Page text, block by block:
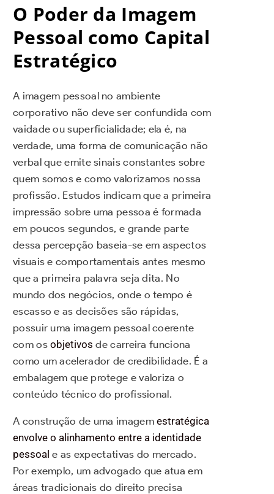
O Poder da Imagem
Pessoal como Capital
Estratégico
A imagem pessoal no ambiente
corporativo não deve ser confundida com
vaidade ou superficialidade; ela é, na
verdade, uma forma de comunicação não
verbal que emite sinais constantes sobre
quem somos e como valorizamos nossa
profissão. Estudos indicam que a primeira
impressão sobre uma pessoa é formada
em poucos segundos, e grande parte
dessa percepção baseia-se em aspectos
visuais e comportamentais antes mesmo
que a primeira palavra seja dita. No
mundo dos negócios, onde o tempo é
escasso e as decisões são rápidas,
possuir uma imagem pessoal coerente
com osobjetivos de carreira funciona
como um acelerador de credibilidade. É a
embalagem que protege e valoriza o
conteúdo técnico do profissional.
A construção de uma imagemestratégica
envolve o alinhamento entre a identidade
pessoal e as expectativas do mercado.
Por exemplo, um advogado que atua em
áreas tradicionais do direito precisa